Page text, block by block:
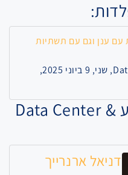
עם ענן וגם עם תשתיות
אירוע Data Center & Cloud, שני, 9 ביוני 2025,
דוברים נוספים באירוע Data Center &
דניאל ארנרייך